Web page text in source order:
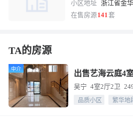
小区地址 浙江省金
在售房源141 套
TA的房源
中介
吴宁 4室2厅2卫
品质小区 繁华地
换一张